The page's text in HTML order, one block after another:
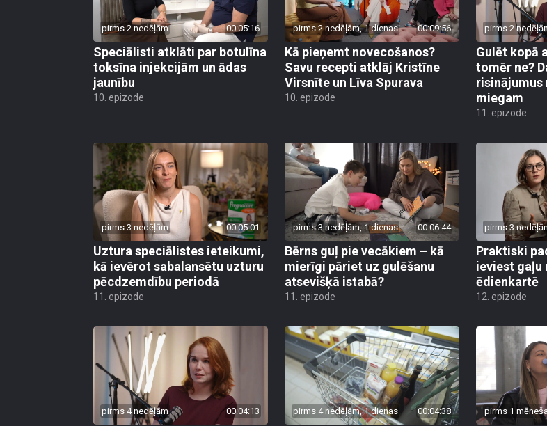
pirms 2 nedēļām 00:05:16
Speciālisti atklāti par botulīna
toksīna injekcijām un ādas
jaunību
10. epizode
pirms 2 nedēļām, 1 dienas 00:09:56
Kā pieņemt novecošanos?
Savu recepti atklāj Kristīne
Virsnīte un Līva Spurava
10. epizode
pirms 2
Gulēt kopā
tomēr ne?
risinājumus
miegam
11. epizode
pirms 3 nedēļām 00:05:01
Uztura speciālistes ieteikumi,
kā ievērot sabalansētu uzturu
pēcdzemdību periodā
11. epizode
pirms 3 nedēļām, 1 dienas 00:06:44
Bērns guļ pie vecākiem – kā
mierīgi pāriet uz gulēšanu
atsevišķā istabā?
11. epizode
pirms 3
Praktiski
ieviest gaļu
ēdienkartē
12. epizode
pirms 4 nedēļām 00:04:13 pirms 4 nedēļām, 1 dienas 00:04:38 pirms 1 mēneša